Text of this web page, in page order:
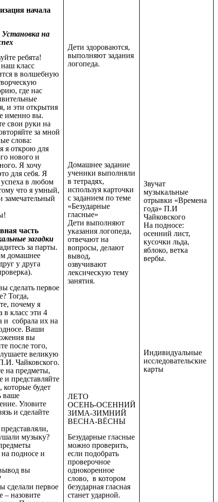
начала
Установка на
ребята!
класс
в волшебную
где нас
и эти открытия
именно вы.
свои руки на
за мной
слова:
я открою для
нового и
Я хочу
для себя. Я
в любом
что я умный,
замечательный
часть
загадки
за парты.
домашнее
у друга
сделать первое
Тогда,
почему я
в класс эти 4
и собрала их на
Ваши
вы
после того,
великую
Чайковского.
на предметы,
и представляйте
которые будет
ваше
Уловите
и сделайте
музыку?
подносе и
вы
сделали первое
– назовите
Дети здороваются,
выполняют задания
логопеда.
Домашнее задание
ученики выполняли
в тетрадях,
используя карточки
с заданием по теме
«Безударные
гласные»
Дети выполняют
указания логопеда,
отвечают на
вопросы, делают
вывод,
озвучивают
лексическую тему
занятия.
ЛЕТО
ОСЕНЬ-ОСЕННИЙ
ЗИМА-ЗИМНИЙ
ВЕСНА-ВЁСНЫ
Безударные гласные
можно проверить,
если подобрать
проверочное
однокоренное
слово, в котором
безударная гласная
станет ударной.
Звучат
музыкальные
отрывки «Времена
года» П.И
Чайковского
На подносе:
осенний лист,
кусочки льда,
яблоко, ветка
вербы.
Индивидуальные
исследовательские
карты